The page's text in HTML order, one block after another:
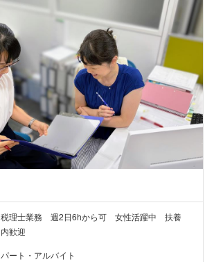
税理士業務 週2日6hから可 女性活躍中 扶養
内歓迎
パート・アルバイト